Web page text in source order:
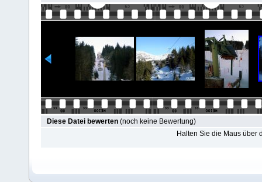
Diese Datei bewerten (noch keine Bewertung)
Halten Sie die Maus über